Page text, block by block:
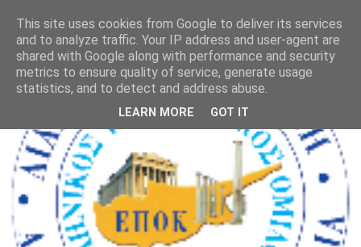
This site uses cookies from Google to deliver its services
and to analyze traffic. Your IP address and user-agent are
shared with Google along with performance and security
metrics to ensure quality of service, generate usage
statistics, and to detect and address abuse.
LEARN MORE GOT IT